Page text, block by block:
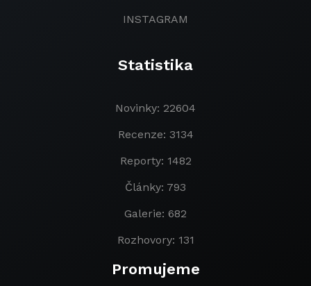
INSTAGRAM
Statistika
Novinky: 22604
Recenze: 3134
Reporty: 1482
Články: 793
Galerie: 682
Rozhovory: 131
Promujeme